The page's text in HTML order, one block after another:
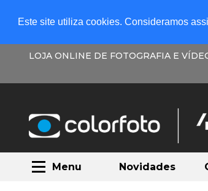
Este site utiliza cookies. Consideramos
LOJA ONLINE DE FOTOGRAFIA E
Menu Novidades